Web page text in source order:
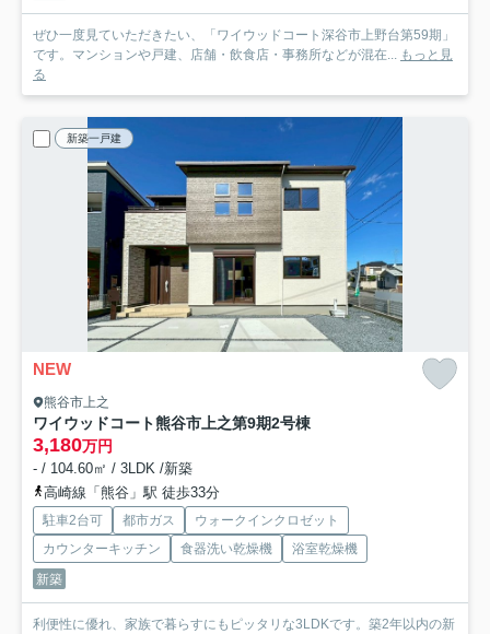
ぜひ一度見ていただきたい、「ワイウッドコート深谷市上野台第59期」
です。マンションや戸建、店舗・飲食店・事務所などが混在... もっと見
る
新築一戸建
NEW
熊谷市上之
ワイウッドコート熊谷市上之第9期2号棟
3,180万円
- / 104.60㎡ / 3LDK /新築
高崎線「熊谷」駅 徒歩33分
駐車2台可 都市ガス
ウォークインクロゼット
カウンターキッチン
食器洗い乾燥機
浴室乾燥機
新築
利便性に優れ、家族で暮らすにもピッタリな3LDKです。築2年以内の新